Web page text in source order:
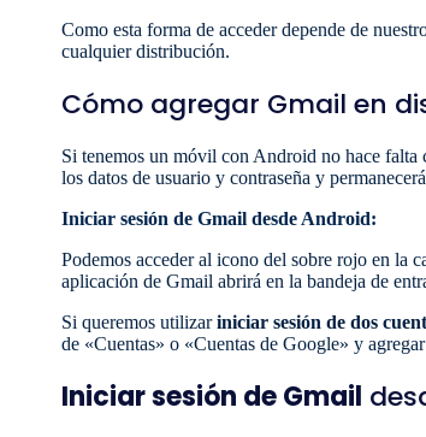
Como esta forma de acceder depende de
cualquier distribución.
Cómo agregar Gmail en
Si tenemos un móvil con Android no hace falta
los datos de usuario y contraseña y
Iniciar sesión de Gmail desde Android:
Podemos acceder al icono del sobre rojo en la
aplicación de Gmail abrirá en la bandeja de
Si queremos utilizariniciar sesión de dos
de «Cuentas» o «Cuentas de Google» y
Iniciar sesión de Gmail